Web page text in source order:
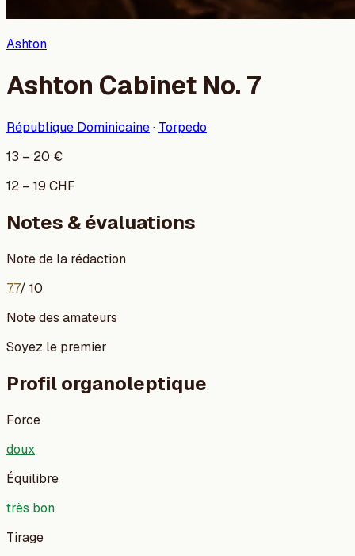
Ashton
Ashton Cabinet No. 7
République Dominicaine· Torpedo
13 – 20 €
12 – 19 CHF
Notes & évaluations
Note de la rédaction
7.7/ 10
Note des amateurs
Soyez le premier
Profil organoleptique
Force
doux
Équilibre
très bon
Tirage